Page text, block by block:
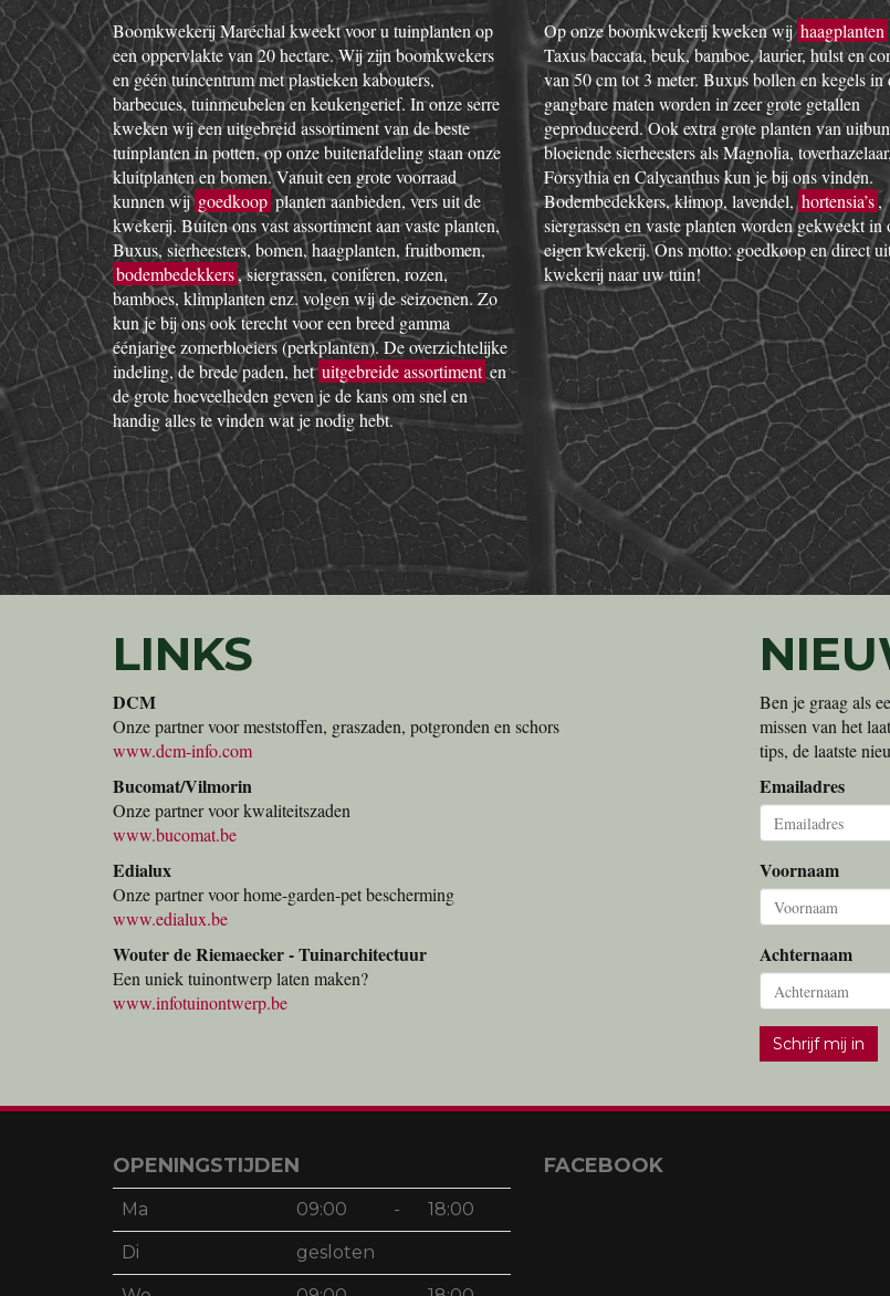
Boomkwekerij Maréchal kweekt voor u tuinplanten op
een oppervlakte van 20 hectare. Wij zijn boomkwekers
en géén tuincentrum met plastieken kabouters,
barbecues, tuinmeubelen en keukengerief. In onze serre
kweken wij een uitgebreid assortiment van de beste
tuinplanten in potten, op onze buitenafdeling staan onze
kluitplanten en bomen. Vanuit een grote voorraad
kunnen wijgoedkoopplanten aanbieden, vers uit de
kwekerij. Buiten ons vast assortiment aan vaste planten,
Buxus, sierheesters, bomen, haagplanten, fruitbomen,
bodembedekkers, siergrassen, coniferen, rozen,
bamboes, klimplanten enz. volgen wij de seizoenen. Zo
kun je bij ons ook terecht voor een breed gamma
éénjarige zomerbloeiers (perkplanten). De overzichtelijke
indeling, de brede paden, hetuitgebreide assortiment en
de grote hoeveelheden geven je de kans om snel en
handig alles te vinden wat je nodig hebt.
Op onze boomkwekerij kweken wijhaagplanten
Taxus baccata, beuk, bamboe, laurier, hulst en
van 50 cm tot 3 meter. Buxus bollen en kegels in
gangbare maten worden in zeer grote getallen
geproduceerd. Ook extra grote planten van
bloeiende sierheesters als Magnolia, toverhazelaar,
Forsythia en Calycanthus kun je bij ons vinden.
Bodembedekkers, klimop, lavendel,hortensia’s,
siergrassen en vaste planten worden gekweekt in
eigen kwekerij. Ons motto: goedkoop en direct
kwekerij naar uw tuin!
LINKS
DCM
Onze partner voor meststoffen, graszaden, potgronden en schors
www.dcm-info.com
Bucomat/Vilmorin
Onze partner voor kwaliteitszaden
www.bucomat.be
Edialux
Onze partner voor home-garden-pet bescherming
www.edialux.be
Wouter de Riemaecker - Tuinarchitectuur
Een uniek tuinontwerp laten maken?
www.infotuinontwerp.be
Ben je graag als
missen van het
tips, de laatste
Emailadres
Voornaam
Achternaam
Schrijf mij in
OPENINGSTIJDEN
Ma 09:00 - 18:00
Di gesloten
FACEBOOK